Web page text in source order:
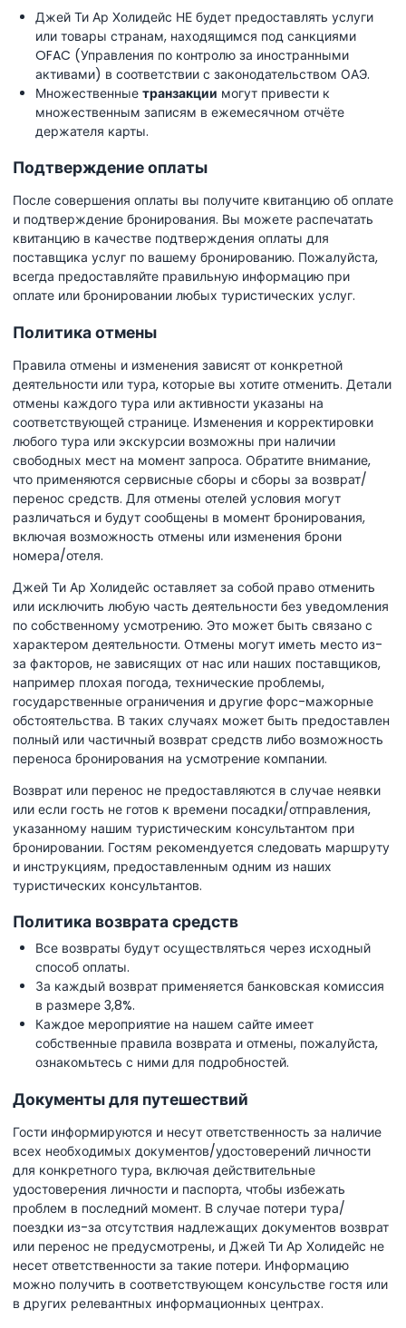
Джей Ти Ар Холидейс НЕ будет предоставлять услуги
или товары странам, находящимся под санкциями
OFAC (Управления по контролю за иностранными
активами) в соответствии с законодательством ОАЭ.
Множественные транзакции могут привести к
множественным записям в ежемесячном отчёте
держателя карты.
Подтверждение оплаты
После совершения оплаты вы получите квитанцию об оплате
и подтверждение бронирования. Вы можете распечатать
квитанцию в качестве подтверждения оплаты для
поставщика услуг по вашему бронированию. Пожалуйста,
всегда предоставляйте правильную информацию при
оплате или бронировании любых туристических услуг.
Политика отмены
Правила отмены и изменения зависят от конкретной
деятельности или тура, которые вы хотите отменить. Детали
отмены каждого тура или активности указаны на
соответствующей странице. Изменения и корректировки
любого тура или экскурсии возможны при наличии
свободных мест на момент запроса. Обратите внимание,
что применяются сервисные сборы и сборы за возврат/
перенос средств. Для отмены отелей условия могут
различаться и будут сообщены в момент бронирования,
включая возможность отмены или изменения брони
номера/отеля.
Джей Ти Ар Холидейс оставляет за собой право отменить
или исключить любую часть деятельности без уведомления
по собственному усмотрению. Это может быть связано с
характером деятельности. Отмены могут иметь место из-
за факторов, не зависящих от нас или наших поставщиков,
например плохая погода, технические проблемы,
государственные ограничения и другие форс-мажорные
обстоятельства. В таких случаях может быть предоставлен
полный или частичный возврат средств либо возможность
переноса бронирования на усмотрение компании.
Возврат или перенос не предоставляются в случае неявки
или если гость не готов к времени посадки/отправления,
указанному нашим туристическим консультантом при
бронировании. Гостям рекомендуется следовать маршруту
и инструкциям, предоставленным одним из наших
туристических консультантов.
Политика возврата средств
Все возвраты будут осуществляться через исходный
способ оплаты.
За каждый возврат применяется банковская комиссия
в размере 3,8%.
Каждое мероприятие на нашем сайте имеет
собственные правила возврата и отмены, пожалуйста,
ознакомьтесь с ними для подробностей.
Документы для путешествий
Гости информируются и несут ответственность за наличие
всех необходимых документов/удостоверений личности
для конкретного тура, включая действительные
удостоверения личности и паспорта, чтобы избежать
проблем в последний момент. В случае потери тура/
поездки из-за отсутствия надлежащих документов возврат
или перенос не предусмотрены, и Джей Ти Ар Холидейс не
несет ответственности за такие потери. Информацию
можно получить в соответствующем консульстве гостя или
в других релевантных информационных центрах.